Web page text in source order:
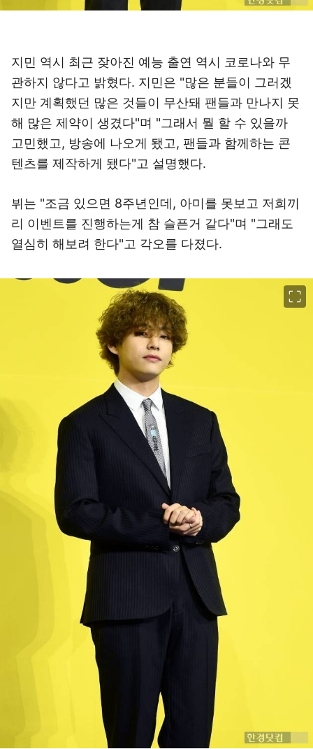
지민 역시 최근 잦아진 예능 출연 역시 코로나와 무
관하지 않다고 밝혔다. 지민은 "많은 분들이 그러겠
지만 계획했던 많은 것들이 무산돼 팬들과 만나지 못
해 많은 제약이 생겼다"며 "그래서 뭘 할 수 있을까
고민했고, 방송에 나오게 됐고, 팬들과 함께하는 콘
텐츠를 제작하게 됐다"고 설명했다.
뷔는 "조금 있으면 8주년인데, 아미를 못보고 저희끼
리 이벤트를 진행하는게 참 슬픈거 같다"며 "그래도
열심히 해보려 한다"고 각오를 다졌다.